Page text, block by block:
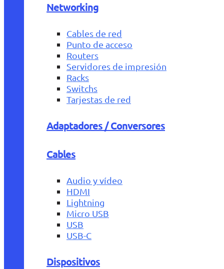
Networking
Cables de red
Punto de acceso
Routers
Servidores de impresión
Racks
Switchs
Tarjestas de red
Adaptadores / Conversores
Cables
Audio y vídeo
HDMI
Lightning
Micro USB
USB
USB-C
Dispositivos